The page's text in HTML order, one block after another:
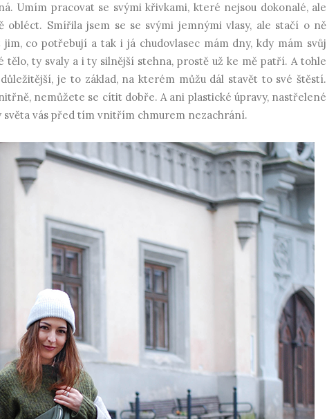
Umím pracovat se svými křivkami, které nejsou dokonalé, ale
obléct. Smířila jsem se se svými jemnými vlasy, ale stačí o ně
co potřebují a tak i já chudovlasec mám dny, kdy mám svůj
tělo, ty svaly a i ty silnější stehna, prostě už ke mě patří. A tohle
je to základ, na kterém můžu dál stavět to své štěstí.
nemůžete se cítit dobře. A ani plastické úpravy, nastřelené
světa vás před tím vnitřím chmurem nezachrání.